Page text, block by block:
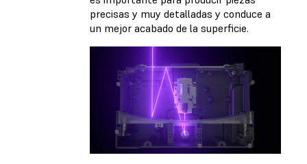
precisas y muy detalladas y conduce a
un mejor acabado de la superficie.